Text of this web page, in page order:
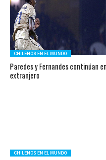
CHILENOS EN EL MUNDO
Paredes y Fernandes continúan
extranjero
CHILENOS EN EL MUNDO